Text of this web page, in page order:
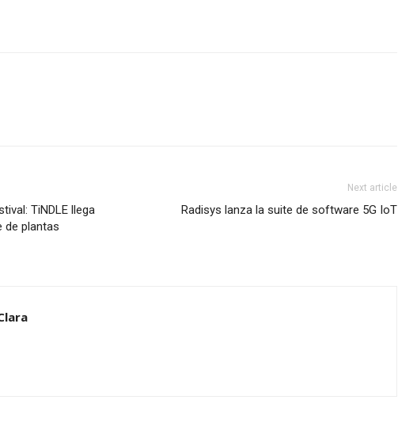
TiNDLE llega
de plantas
Next article
Radisys lanza la suite de software 5G IoT